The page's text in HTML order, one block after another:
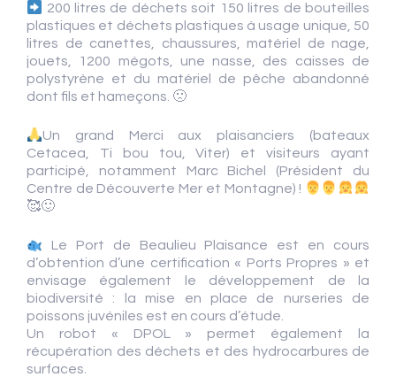
200 litres de déchets soit 150 litres de bouteilles
plastiques et déchets plastiques à usage unique, 50
litres de canettes, chaussures, matériel de nage,
jouets, 1200 mégots, une nasse, des caisses de
polystyrène et du matériel de pêche abandonné
dont fils et hameçons. 🙁
Un grand Merci aux plaisanciers (bateaux
Cetacea, Ti bou tou, Viter) et visiteurs ayant
participé, notamment Marc Bichel (Président du
Centre de Découverte Mer et Montagne) !
🥰🙂
Le Port de Beaulieu Plaisance est en cours
d’obtention d’une certification « Ports Propres » et
envisage également le développement de la
biodiversité : la mise en place de nurseries de
poissons juvéniles est en cours d’étude.
Un robot « DPOL » permet également la
récupération des déchets et des hydrocarbures de
surfaces.